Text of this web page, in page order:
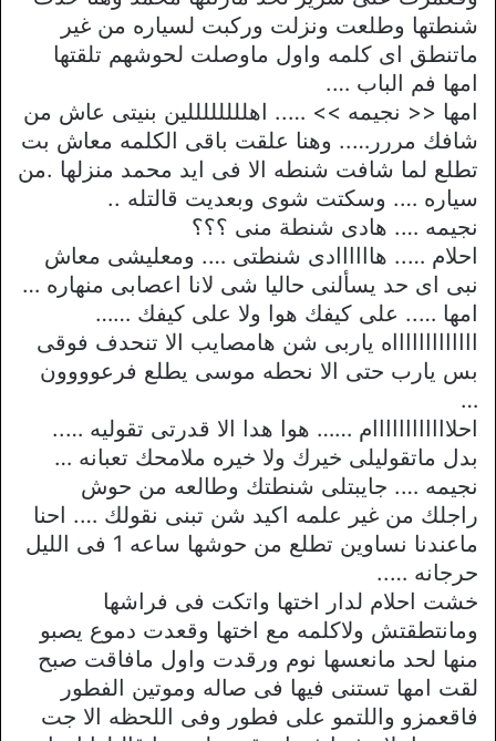
شنطتها وطلعت ونزلت وركبت لسياره من غير
ماتنطق اى كلمه واول ماوصلت لحوشهم تلقتها
امها فم الباب ….
امها << نجيمه >> ….. اهللللللللين بنيتى عاش من
شافك مررر….. وهنا علقت باقى الكلمه معاش بت
تطلع لما شافت شنطه الا فى ايد محمد منزلها .من
سياره …. وسكتت شوى وبعديت قالتله ..
نجيمه …. هادى شنطة منى ؟؟؟
احلام ….. هاااااادى شنطتى …. ومعليشى معاش
نبى اى حد يسألنى حاليا شى لانا اعصابى منهاره …
امها ….. على كيفك هوا ولا على كيفك ……
اااااااااااااه ياربى شن هامصايب الا تنحدف فوقى
بس يارب حتى الا نحطه موسى يطلع فرعوووون
…
احلاااااااااااام …… هوا هدا الا قدرتى تقوليه …..
بدل ماتقوليلى خيرك ولا خيره ملامحك تعبانه …
نجيمه …. جايبتلى شنطتك وطالعه من حوش
راجلك من غير علمه اكيد شن تبنى نقولك …. احنا
ماعندنا نساوين تطلع من حوشها ساعه 1 فى الليل
حرجانه …..
خشت احلام لدار اختها واتكت فى فراشها
ومانتطقتش ولاكلمه مع اختها وقعدت دموع يصبو
منها لحد مانعسها نوم ورقدت واول مافاقت صبح
لقت امها تستنى فيها فى صاله وموتين الفطور
فاقعمزو واللتمو على فطور وفى اللحظه الا جت